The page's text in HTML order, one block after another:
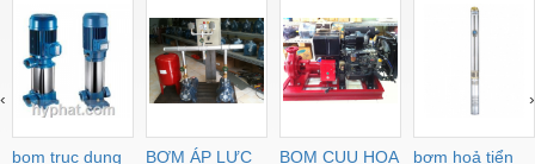
bom truc dung
BƠM ÁP LỰC
BOM CUU HOA
bơm hoả tiển
‹ ›